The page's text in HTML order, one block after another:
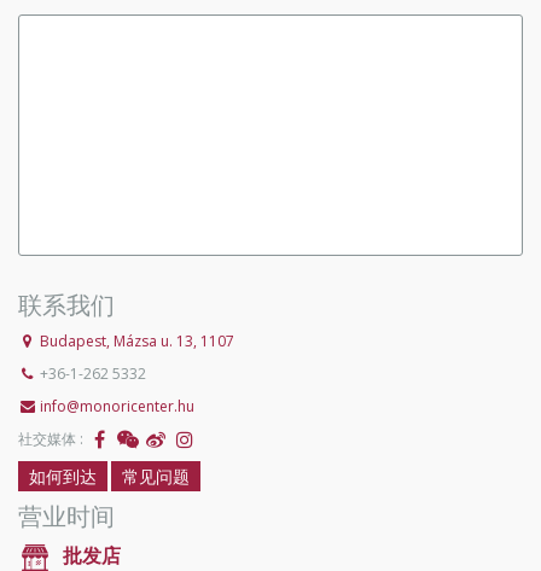
联系我们
Budapest, Mázsa u. 13, 1107
+36-1-262 5332
info@monoricenter.hu
社交媒体 :
如何到达 常见问题
营业时间
批发店